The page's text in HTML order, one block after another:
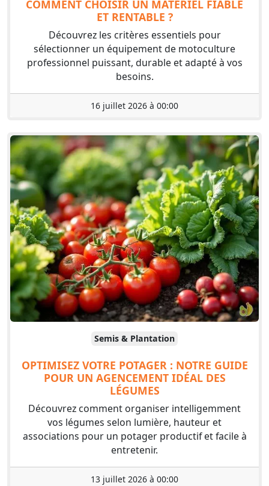
COMMENT CHOISIR UN MATÉRIEL FIABLE
ET RENTABLE ?
Découvrez les critères essentiels pour
sélectionner un équipement de motoculture
professionnel puissant, durable et adapté à vos
besoins.
16 juillet 2026 à 00:00
Semis & Plantation
OPTIMISEZ VOTRE POTAGER : NOTRE GUIDE
POUR UN AGENCEMENT IDÉAL DES
LÉGUMES
Découvrez comment organiser intelligemment
vos légumes selon lumière, hauteur et
associations pour un potager productif et facile à
entretenir.
13 juillet 2026 à 00:00